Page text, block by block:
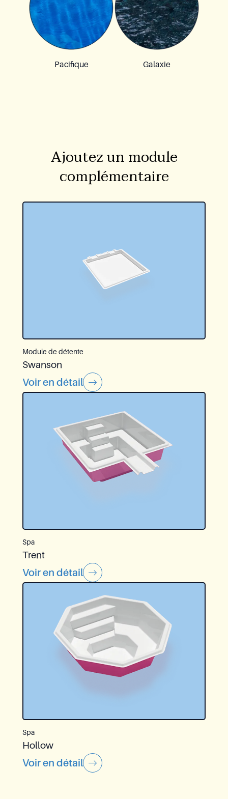
Pacifique Galaxie
Ajoutez un module
complémentaire
Module de détente
Swanson
Voir en détail
Spa
Trent
Voir en détail
Spa
Hollow
Voir en détail